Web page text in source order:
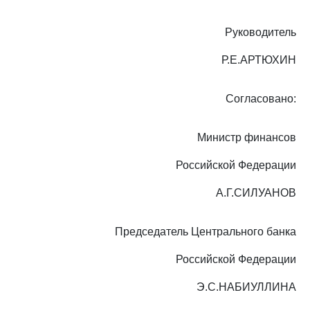
Руководитель
Р.Е.АРТЮХИН
Согласовано:
Министр финансов
Российской Федерации
А.Г.СИЛУАНОВ
Председатель Центрального банка
Российской Федерации
Э.С.НАБИУЛЛИНА